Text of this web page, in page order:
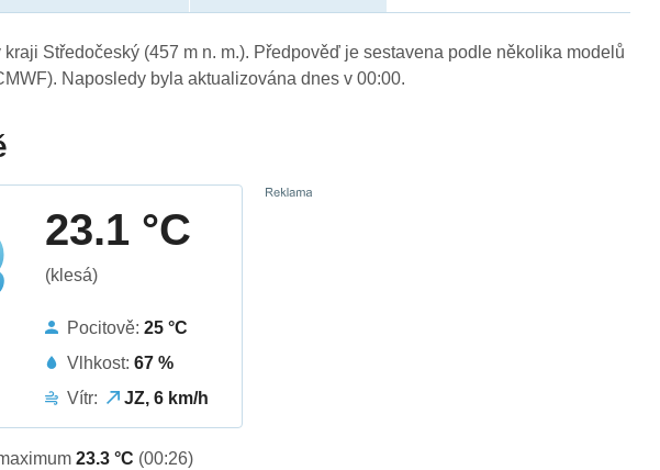
kraji Středočeský (457 m n. m.). Předpověď je sestavena podle několika modelů
Naposledy byla aktualizována dnes v 00:00.
23.1 °C
(klesá)
Pocitově:25 °C
Vlhkost:67 %
Vítr:
JZ, 6 km/h
23.3 °C (00:26)